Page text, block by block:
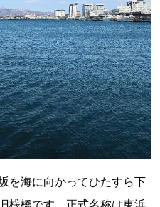
を海に向かってひたすら下